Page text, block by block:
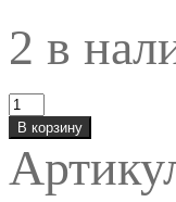
2 в
Количество
товара
Ta2
Гель-
лак
В корзину